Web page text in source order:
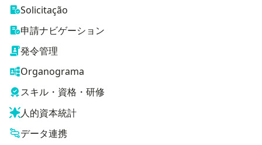
Solicitação
申請ナビゲーション
発令管理
Organograma
スキル・資格・研修
人的資本統計
データ連携